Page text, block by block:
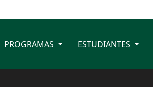
PROGRAMAS ESTUDIANTES